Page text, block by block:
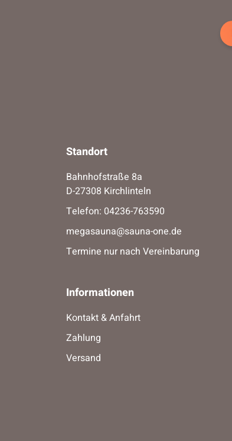
Standort
Bahnhofstraße 8a
D-27308 Kirchlinteln
Telefon: 04236-763590
megasauna@sauna-one.de
Termine nur nach Vereinbarung
Informationen
Kontakt & Anfahrt
Zahlung
Versand